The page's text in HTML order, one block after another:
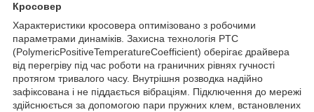
Кросовер
Характеристики кросовера оптимізовано з робочими
параметрами динаміків. Захисна технологія PTC
(PolymericPositiveTemperatureCoefficient) оберігає драйвера
від перегріву під час роботи на граничних рівнях гучності
протягом тривалого часу. Внутрішня розводка надійно
зафіксована і не піддається вібраціям. Підключення до мережі
здійснюється за допомогою пари пружних клем, встановлених